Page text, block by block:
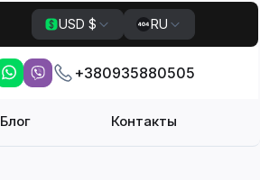
USD $ RU
+380935880505
Блог Контакты